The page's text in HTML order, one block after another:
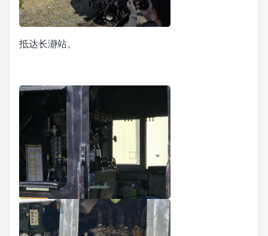
抵达长瀞站。